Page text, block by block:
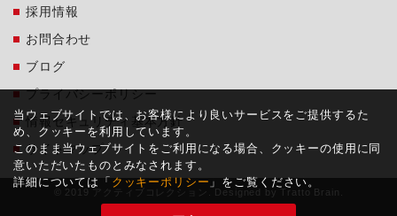
採用情報
お問合わせ
ブログ
プライバシーポリシー
情報セキュリティ基本方針
サイトマップ
© 2019 アクティブコレクション. Designed by Tratto Brain
当ウェブサイトでは、お客様により良いサービスをご提供するた
め、クッキーを利用しています。
このまま当ウェブサイトをご利用になる場合、クッキーの使用に同
意いただいたものとみなされます。
詳細については「 クッキーポリシー 」をご覧ください。